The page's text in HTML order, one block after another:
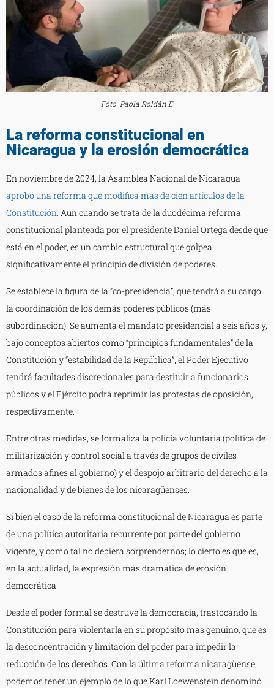
Foto. Paola Roldán E
La reforma constitucional en
Nicaragua y la erosión democrática
En noviembre de 2024, la Asamblea Nacional de Nicaragua
aprobó una reforma que modifica más de cien artículos de la
Constitución. Aun cuando se trata de la duodécima reforma
constitucional planteada por el presidente Daniel Ortega desde que
está en el poder, es un cambio estructural que golpea
significativamente el principio de división de poderes.
Se establece la figura de la “co-presidencia”, que tendrá a su cargo
la coordinación de los demás poderes públicos (más
subordinación). Se aumenta el mandato presidencial a seis años y,
bajo conceptos abiertos como “principios fundamentales” de la
Constitución y “estabilidad de la República”, el Poder Ejecutivo
tendrá facultades discrecionales para destituir a funcionarios
públicos y el Ejército podrá reprimir las protestas de oposición,
respectivamente.
Entre otras medidas, se formaliza la policía voluntaria (política de
militarización y control social a través de grupos de civiles
armados afines al gobierno) y el despojo arbitrario del derecho a la
nacionalidad y de bienes de los nicaragüenses.
Si bien el caso de la reforma constitucional de Nicaragua es parte
de una política autoritaria recurrente por parte del gobierno
vigente, y como tal no debiera sorprendernos; lo cierto es que es,
en la actualidad, la expresión más dramática de erosión
democrática.
Desde el poder formal se destruye la democracia, trastocando la
Constitución para violentarla en su propósito más genuino, que es
la desconcentración y limitación del poder para impedir la
reducción de los derechos. Con la última reforma nicaragüense,
podemos tener un ejemplo de lo que Karl Loewenstein denominó